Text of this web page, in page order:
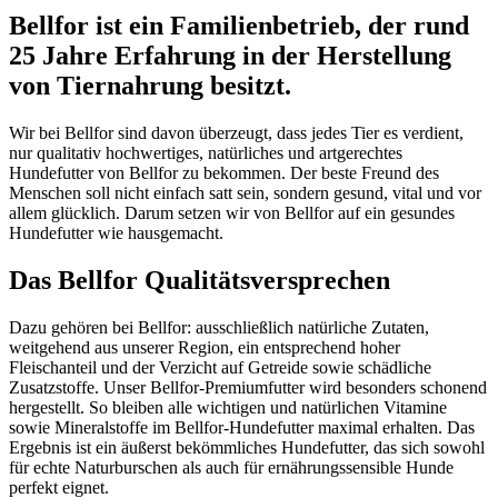
Bellfor ist ein Familienbetrieb, der rund
25 Jahre Erfahrung in der Herstellung
von Tiernahrung besitzt.
Wir bei Bellfor sind davon überzeugt, dass jedes Tier es verdient,
nur qualitativ hochwertiges, natürliches und artgerechtes
Hundefutter von Bellfor zu bekommen. Der beste Freund des
Menschen soll nicht einfach satt sein, sondern gesund, vital und vor
allem glücklich. Darum setzen wir von Bellfor auf ein gesundes
Hundefutter wie hausgemacht.
Das Bellfor Qualitätsversprechen
Dazu gehören bei Bellfor: ausschließlich natürliche Zutaten,
weitgehend aus unserer Region, ein entsprechend hoher
Fleischanteil und der Verzicht auf Getreide sowie schädliche
Zusatzstoffe. Unser Bellfor-Premiumfutter wird besonders schonend
hergestellt. So bleiben alle wichtigen und natürlichen Vitamine
sowie Mineralstoffe im Bellfor-Hundefutter maximal erhalten. Das
Ergebnis ist ein äußerst bekömmliches Hundefutter, das sich sowohl
für echte Naturburschen als auch für ernährungssensible Hunde
perfekt eignet.